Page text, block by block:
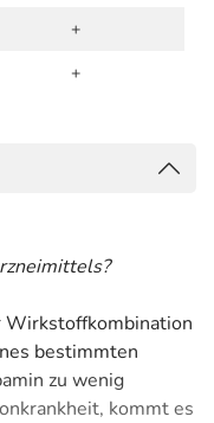
+
+
Wirkstoffkombination
bestimmten
zu wenig
kommt es